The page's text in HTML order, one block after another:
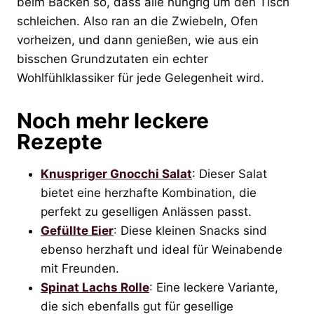
schleichen. Also ran an die Zwiebeln, Ofen
vorheizen, und dann genießen, wie aus ein
bisschen Grundzutaten ein echter
Wohlfühlklassiker für jede Gelegenheit wird.
Noch mehr leckere
Rezepte
Knuspriger Gnocchi Salat: Dieser Salat
bietet eine herzhafte Kombination, die
perfekt zu geselligen Anlässen passt.
Gefüllte Eier: Diese kleinen Snacks sind
ebenso herzhaft und ideal für Weinabende
mit Freunden.
Spinat Lachs Rolle: Eine leckere Variante,
die sich ebenfalls gut für gesellige